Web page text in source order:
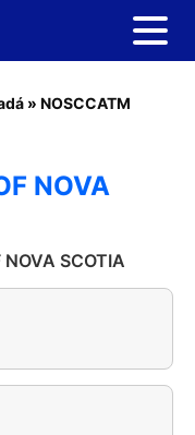
» NOSCCATM
NOVA
SCOTIA